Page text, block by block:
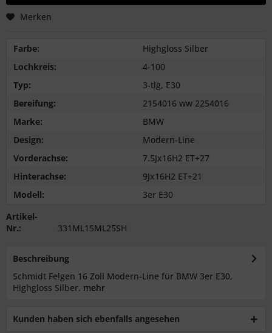
Merken
Farbe:
Highgloss Silber
Lochkreis:
4-100
Typ:
3-tlg, E30
Bereifung:
2154016 ww 2254016
Marke:
BMW
Design:
Modern-Line
Vorderachse:
7.5Jx16H2 ET+27
Hinterachse:
9Jx16H2 ET+21
Modell:
3er E30
Artikel-
Nr.:
331ML15ML25SH
Beschreibung
Schmidt Felgen 16 Zoll Modern-Line für BMW 3er E30,
Highgloss Silber. mehr
Kunden haben sich ebenfalls angesehen